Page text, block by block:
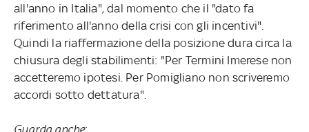
all'anno in Italia", dal momento che il "dato fa
riferimento all'anno della crisi con gli incentivi".
Quindi la riaffermazione della posizione dura circa la
chiusura degli stabilimenti: "Per Termini Imerese non
accetteremo ipotesi. Per Pomigliano non scriveremo
accordi sotto dettatura".
Guarda anche: